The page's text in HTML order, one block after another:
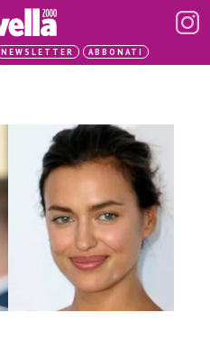
NEWSLETTER ABBONATI